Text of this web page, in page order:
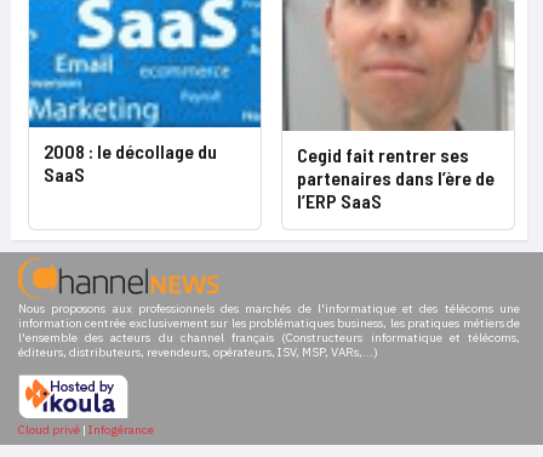
2008 : le décollage du
SaaS
Cegid fait rentrer ses
partenaires dans l’ère de
l’ERP SaaS
Nous proposons aux professionnels des marchés de l'informatique et des télécoms une
information centrée exclusivement sur les problématiques business, les pratiques métiers de
l'ensemble des acteurs du channel français (Constructeurs informatique et télécoms,
éditeurs, distributeurs, revendeurs, opérateurs, ISV, MSP, VARs,...)
Cloud privé | Infogérance